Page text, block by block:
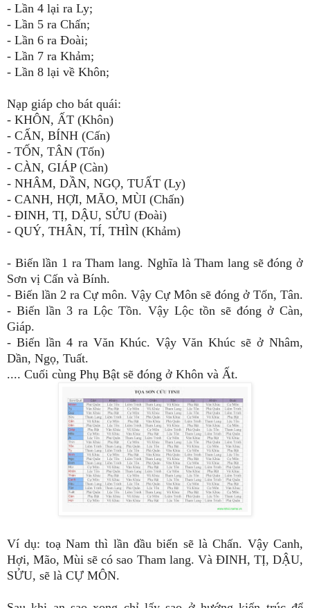
- Lần 4 lại ra Ly;
- Lần 5 ra Chấn;
- Lần 6 ra Đoài;
- Lần 7 ra Khảm;
- Lần 8 lại về Khôn;
Nạp giáp cho bát quái:
- KHÔN, ẤT (Khôn)
- CẤN, BÍNH (Cấn)
- TỐN, TÂN (Tốn)
- CÀN, GIÁP (Càn)
- NHÂM, DẦN, NGỌ, TUẤT (Ly)
- CANH, HỢI, MÃO, MÙI (Chấn)
- ĐINH, TỊ, DẬU, SỬU (Đoài)
- QUÝ, THÂN, TÍ, THÌN (Khảm)
- Biến lần 1 ra Tham lang. Nghĩa là Tham lang sẽ đóng ở
Sơn vị Cấn và Bính.
- Biến lần 2 ra Cự môn. Vậy Cự Môn sẽ đóng ở Tốn, Tân.
-Biến lần 3 ra Lộc Tồn. Vậy Lộc tồn sẽ đóng ở Càn,
Giáp.
- Biến lần 4 ra Văn Khúc. Vậy Văn Khúc sẽ ở Nhâm,
Dần, Ngọ, Tuất.
.... Cuối cùng Phụ Bật sẽ đóng ở Khôn và Ất.
Ví dụ: toạ Nam thì lần đầu biến sẽ là Chấn. Vậy Canh,
Hợi, Mão, Mùi sẽ có sao Tham lang. Và ĐINH, TỊ, DẬU,
SỬU, sẽ là CỰ MÔN.